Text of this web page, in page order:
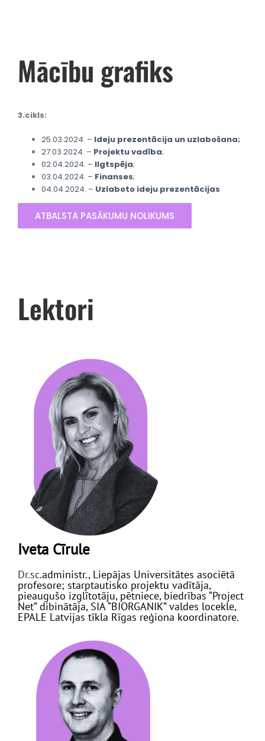
Mācību grafiks
3.cikls:
25.03.2024. – Ideju prezentācija un uzlabošana;
27.03.2024. – Projektu vadība;
02.04.2024. – Ilgtspēja;
03.04.2024. – Finanses;
04.04.2024. – Uzlaboto ideju prezentācijas
ATBALSTA PASĀKUMU NOLIKUMS
Lektori
Iveta Cīrule
Dr.sc.administr., Liepājas Universitātes asociētā
profesore; starptautisko projektu vadītāja,
pieaugušo izglītotāju, pētniece, biedrības “Project
Net” dibinātāja, SIA “BIORGANIK” valdes locekle,
EPALE Latvijas tīkla Rīgas reģiona koordinatore.